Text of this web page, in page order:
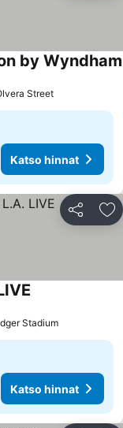
by Wyndham
Street
Katso hinnat
Jaa
Stadium
Katso hinnat